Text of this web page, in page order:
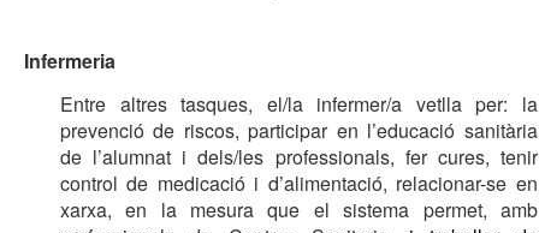
Infermeria
Entre altres tasques, el/la infermer/a vetlla per: la
prevenció de riscos, participar en l’educació sanitària
de l’alumnat i dels/les professionals, fer cures, tenir
control de medicació i d’alimentació, relacionar-se en
xarxa, en la mesura que el sistema permet, amb